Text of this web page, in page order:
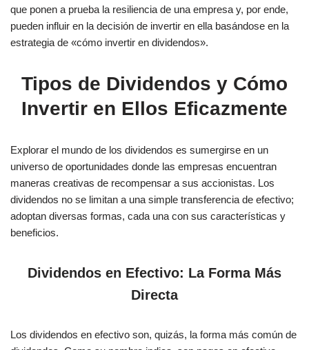
que ponen a prueba la resiliencia de una empresa y, por ende,
pueden influir en la decisión de invertir en ella basándose en la
estrategia de «cómo invertir en dividendos».
Tipos de Dividendos y Cómo
Invertir en Ellos Eficazmente
Explorar el mundo de los dividendos es sumergirse en un
universo de oportunidades donde las empresas encuentran
maneras creativas de recompensar a sus accionistas. Los
dividendos no se limitan a una simple transferencia de efectivo;
adoptan diversas formas, cada una con sus características y
beneficios.
Dividendos en Efectivo: La Forma Más
Directa
Los dividendos en efectivo son, quizás, la forma más común de